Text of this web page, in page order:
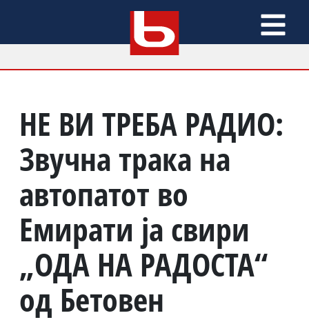
НЕ ВИ ТРЕБА РАДИО:
Звучна трака на
автопатот во
Емирати ја свири
„ОДА НА РАДОСТА“
од Бетовен